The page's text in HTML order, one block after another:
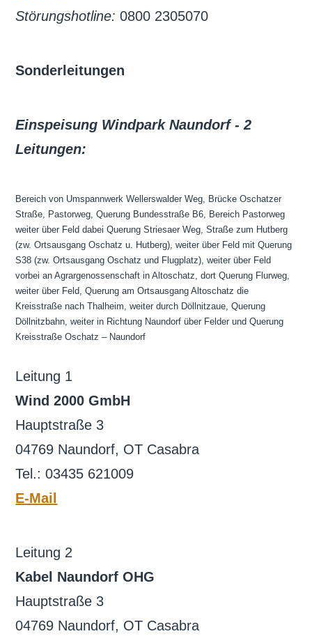
Störungshotline: 0800 2305070
Sonderleitungen
Einspeisung Windpark Naundorf - 2
Leitungen:
Bereich von Umspannwerk Wellerswalder Weg, Brücke Oschatzer
Straße, Pastorweg, Querung Bundesstraße B6, Bereich Pastorweg
weiter über Feld dabei Querung Striesaer Weg, Straße zum Hutberg
(zw. Ortsausgang Oschatz u. Hutberg), weiter über Feld mit Querung
S38 (zw. Ortsausgang Oschatz und Flugplatz), weiter über Feld
vorbei an Agrargenossenschaft in Altoschatz, dort Querung Flurweg,
weiter über Feld, Querung am Ortsausgang Altoschatz die
Kreisstraße nach Thalheim, weiter durch Döllnitzaue, Querung
Döllnitzbahn, weiter in Richtung Naundorf über Felder und Querung
Kreisstraße Oschatz – Naundorf
Leitung 1
Wind 2000 GmbH
Hauptstraße 3
04769 Naundorf, OT Casabra
Tel.: 03435 621009
E-Mail
Leitung 2
Kabel Naundorf OHG
Hauptstraße 3
04769 Naundorf, OT Casabra